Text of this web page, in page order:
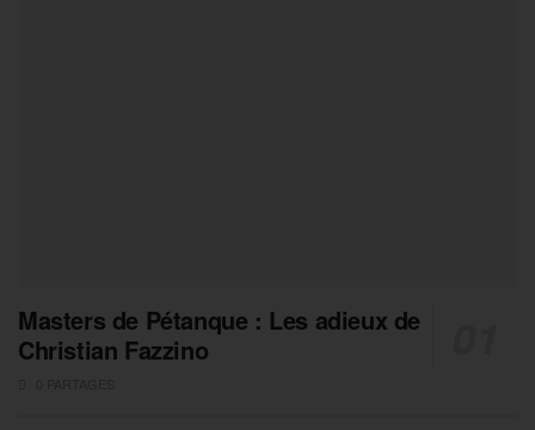
Masters de Pétanque : Les adieux de
Christian Fazzino